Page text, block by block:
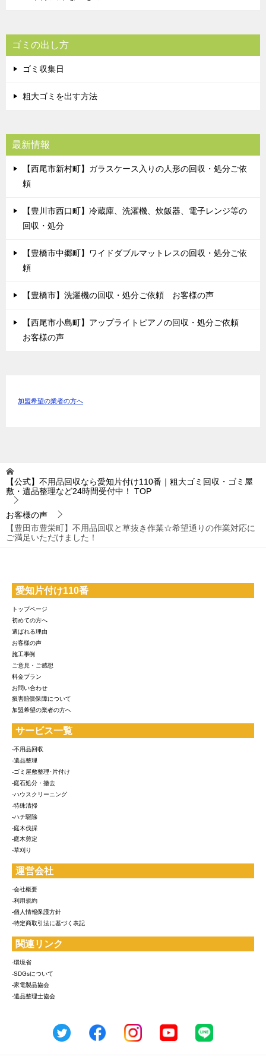
ゴミの出し方
ゴミ収集日
粗大ゴミを出す方法
最新情報
【西尾市新村町】ガラスケース入りの人形の回収・処分ご依
頼
【豊川市西口町】冷蔵庫、洗濯機、炊飯器、電子レンジ等の
回収・処分
【豊橋市中郷町】ワイドダブルマットレスの回収・処分ご依
頼
【豊橋市】洗濯機の回収・処分ご依頼 お客様の声
【西尾市小島町】アップライトピアノの回収・処分ご依頼
お客様の声
加盟希望の業者の方へ
【公式】不用品回収なら愛知片付け110番｜粗大ゴミ回収・ゴミ屋
敷・遺品整理など24時間受付中！
TOP
お客様の声
【豊田市豊栄町】不用品回収と草抜き作業☆希望通りの作業対応に
ご満足いただけました！
愛知片付け110番
トップページ
初めての方へ
選ばれる理由
お客様の声
施工事例
ご意見・ご感想
料金プラン
お問い合わせ
損害賠償保障について
加盟希望の業者の方へ
サービス一覧
-不用品回収
-遺品整理
-ゴミ屋敷整理･片付け
-庭石処分・撤去
-ハウスクリーニング
-特殊清掃
-ハチ駆除
-庭木伐採
-庭木剪定
-草刈り
運営会社
-会社概要
-利用規約
-個人情報保護方針
-特定商取引法に基づく表記
関連リンク
-環境省
-SDGsについて
-家電製品協会
-遺品整理士協会